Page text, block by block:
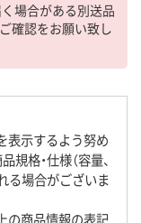
場合がある別送品
確認をお願い致し
表示するよう努め
格・仕様（容量、
る場合がございま
の商品情報の表記